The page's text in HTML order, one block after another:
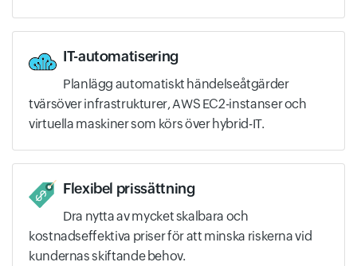
IT-automatisering
Planlägg automatiskt händelseåtgärder
tvärsöver infrastrukturer, AWS EC2-instanser och
virtuella maskiner som körs över hybrid-IT.
Flexibel prissättning
Dra nytta av mycket skalbara och
kostnadseffektiva priser för att minska riskerna vid
kundernas skiftande behov.